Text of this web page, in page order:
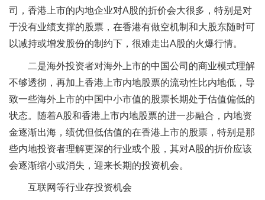
司，香港上市的内地企业对A股的折价会大很多，特别是对
于没有业绩支撑的股票，在香港有做空机制和大股东随时可
以减持或增发股份的制约下，很难走出A股的火爆行情。
二是海外投资者对海外上市的中国公司的商业模式理解
不够透彻，再加上香港上市内地股票的流动性比内地低，导
致一些海外上市的中国中小市值的股票长期处于估值偏低的
状态。随着A股和香港上市内地股票的进一步融合，内地资
金逐渐出海，绩优但低估值的在香港上市的股票，特别是那
些内地投资者理解更深的行业或个股，其对A股的折价应该
会逐渐缩小或消失，迎来长期的投资机会。
互联网等行业存投资机会